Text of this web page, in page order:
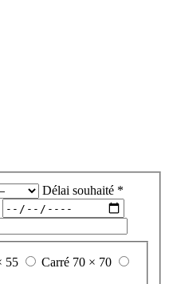
Délai souhaité *
55
Carré 70 × 70